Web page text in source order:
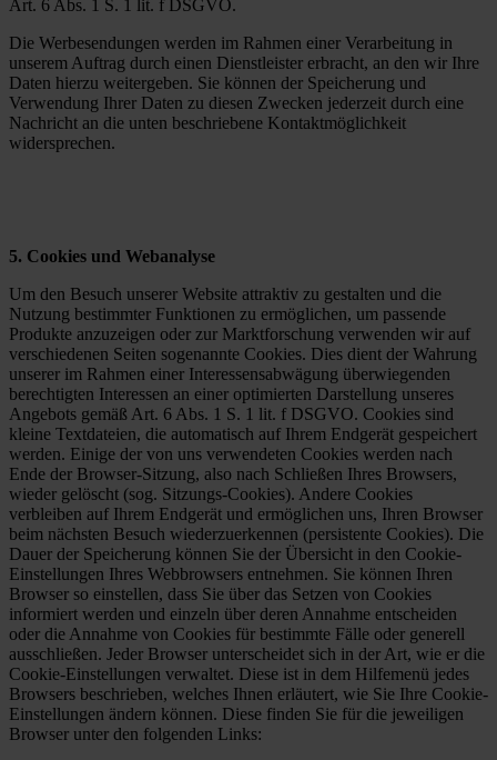
Art. 6 Abs. 1 S. 1 lit. f DSGVO.
Die Werbesendungen werden im Rahmen einer Verarbeitung in
unserem Auftrag durch einen Dienstleister erbracht, an den wir Ihre
Daten hierzu weitergeben. Sie können der Speicherung und
Verwendung Ihrer Daten zu diesen Zwecken jederzeit durch eine
Nachricht an die unten beschriebene Kontaktmöglichkeit
widersprechen.
5. Cookies und Webanalyse
Um den Besuch unserer Website attraktiv zu gestalten und die
Nutzung bestimmter Funktionen zu ermöglichen, um passende
Produkte anzuzeigen oder zur Marktforschung verwenden wir auf
verschiedenen Seiten sogenannte Cookies. Dies dient der Wahrung
unserer im Rahmen einer Interessensabwägung überwiegenden
berechtigten Interessen an einer optimierten Darstellung unseres
Angebots gemäß Art. 6 Abs. 1 S. 1 lit. f DSGVO. Cookies sind
kleine Textdateien, die automatisch auf Ihrem Endgerät gespeichert
werden. Einige der von uns verwendeten Cookies werden nach
Ende der Browser-Sitzung, also nach Schließen Ihres Browsers,
wieder gelöscht (sog. Sitzungs-Cookies). Andere Cookies
verbleiben auf Ihrem Endgerät und ermöglichen uns, Ihren Browser
beim nächsten Besuch wiederzuerkennen (persistente Cookies). Die
Dauer der Speicherung können Sie der Übersicht in den Cookie-
Einstellungen Ihres Webbrowsers entnehmen. Sie können Ihren
Browser so einstellen, dass Sie über das Setzen von Cookies
informiert werden und einzeln über deren Annahme entscheiden
oder die Annahme von Cookies für bestimmte Fälle oder generell
ausschließen. Jeder Browser unterscheidet sich in der Art, wie er die
Cookie-Einstellungen verwaltet. Diese ist in dem Hilfemenü jedes
Browsers beschrieben, welches Ihnen erläutert, wie Sie Ihre Cookie-
Einstellungen ändern können. Diese finden Sie für die jeweiligen
Browser unter den folgenden Links: